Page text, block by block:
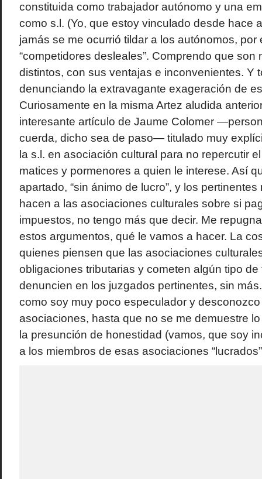
constituida como trabajador autónomo y una
como s.l. (Yo, que estoy vinculado desde hace
jamás se me ocurrió tildar a los autónomos, por
“competidores desleales”. Comprendo que son
distintos, con sus ventajas e inconvenientes. Y
denunciando la extravagante exageración de
Curiosamente en la misma Artez aludida
interesante artículo de Jaume Colomer
cuerda, dicho sea de paso— titulado muy
la s.l. en asociación cultural para no repercutir
matices y pormenores a quien le interese. Así
apartado, “sin ánimo de lucro”, y los
hacen a las asociaciones culturales sobre si
impuestos, no tengo más que decir. Me
estos argumentos, qué le vamos a hacer. La
quienes piensen que las asociaciones
obligaciones tributarias y cometen algún tipo
denuncien en los juzgados pertinentes, sin
como soy muy poco especulador y
asociaciones, hasta que no se me demuestre
la presunción de honestidad (vamos, que soy
a los miembros de esas asociaciones